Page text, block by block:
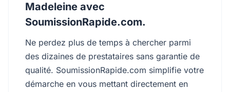
Madeleine avec
SoumissionRapide.com.
Ne perdez plus de temps à chercher parmi
des dizaines de prestataires sans garantie de
qualité. SoumissionRapide.com simplifie votre
démarche en vous mettant directement en